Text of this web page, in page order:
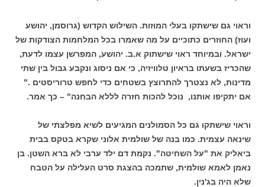
וראוי גם שישתקו בעלי המוזות. השילוש הקדוש (גרוסמן, יהושע
ועוז) החוזרים כתוכיים על מה שאמרו בכל המלחמות הצודקות של
ישראל. ובמיוחד ראוי שישתוק א.ב. יהושע, המפרשן עצמו לדעת,
שהכריז בשעתו בראיון טלוויזיה, כי אם ניסוג ונקבע גבול בין שתי
מדינות, לא נצטרך להתרוצץ בשטחים כדי לחפש טרוריסטים ."
אם יתקיפו אותנו, נוכל להכות חזרה לללא הבחנה" – כך אמר.
וראוי שישתקו גם כל הסמולנים המגיעים לשיא מפלצתי של
שינאה עצמית. כמו בנה של שולמית אלוני שקרא בטקס בבית
ביאליק את "על השחיטה". נקמת דם ילד ערבי לא ברא השטן. בן
נאמן לאמא שולמית, שתמכה בהצגת סרט העלילה על הטבח
שלא היה בג'נין.